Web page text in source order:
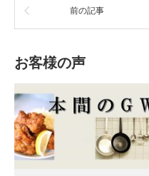
前の記事
お客様の声